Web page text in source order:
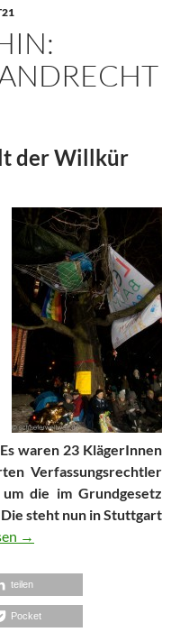
der Willkür
waren 23 KlägerInnen
Verfassungsrechtler
die im Grundgesetz
steht nun in Stuttgart
Stuttgarter
→
teilen
Pocket